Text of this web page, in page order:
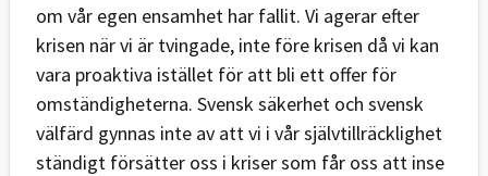
om vår egen ensamhet har fallit. Vi agerar efter
krisen när vi är tvingade, inte före krisen då vi kan
vara proaktiva istället för att bli ett offer för
omständigheterna. Svensk säkerhet och svensk
välfärd gynnas inte av att vi i vår självtillräcklighet
ständigt försätter oss i kriser som får oss att inse